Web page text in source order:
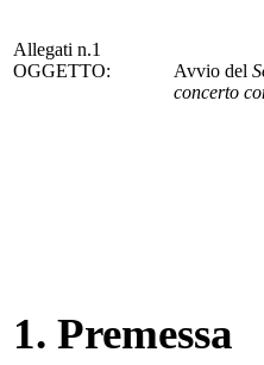
Allegati n.1
OGGETTO:
Avvio del
concerto
1. Premessa